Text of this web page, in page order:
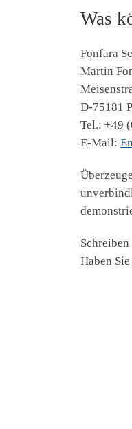
Was
Fonfara
Martin
D-75181
Tel.: +49
E-Mail:
Haben